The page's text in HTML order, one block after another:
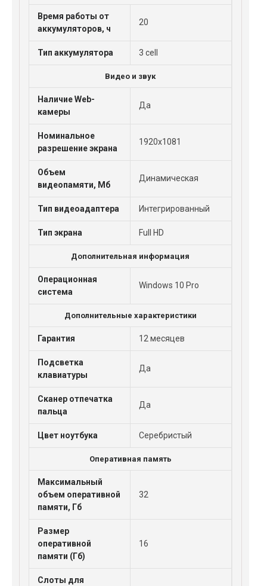
Время работы от
аккумуляторов, ч
20
Тип аккумулятора 3 cell
Видео и звук
Наличие Web-
камеры
Да
Номинальное
разрешение экрана
1920x1081
Объем
видеопамяти, Мб
Динамическая
Тип видеоадаптера Интегрированный
Тип экрана Full HD
Дополнительная информация
Операционная
система
Windows 10 Pro
Дополнительные характеристики
Гарантия 12 месяцев
Подсветка
клавиатуры
Да
Сканер отпечатка
пальца
Да
Цвет ноутбука Серебристый
Оперативная память
Максимальный
объем оперативной
памяти, Гб
32
Размер
оперативной
памяти (Гб)
16
Слоты для